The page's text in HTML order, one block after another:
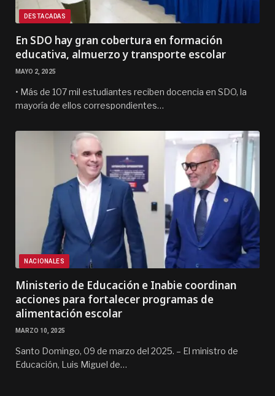
DESTACADAS
En SDO hay gran cobertura en formación
educativa, almuerzo y transporte escolar
MAYO 2, 2025
• Más de 107 mil estudiantes reciben docencia en SDO, la
mayoría de ellos correspondientes…
NACIONALES
Ministerio de Educación e Inabie coordinan
acciones para fortalecer programas de
alimentación escolar
MARZO 10, 2025
Santo Domingo, 09 de marzo del 2025. – El ministro de
Educación, Luis Miguel de…